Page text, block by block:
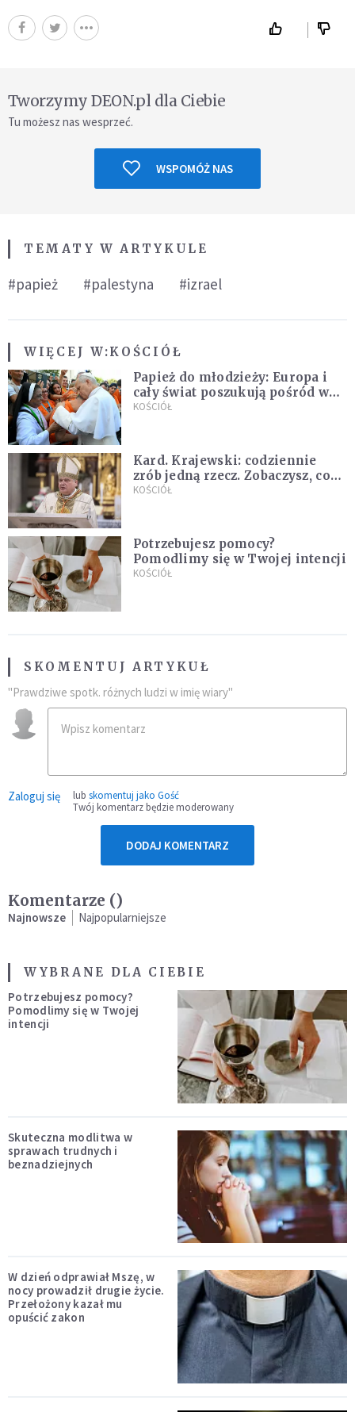
Tworzymy DEON.pl dla Ciebie
Tu możesz nas wesprzeć.
WSPOMÓŻ NAS
TEMATY W ARTYKULE
#papież #palestyna #izrael
WIĘCEJ W:KOŚCIÓŁ
Papież do młodzieży: Europa i
cały świat poszukują pośród was
nowych świętych
KOŚCIÓŁ
Kard. Krajewski: codziennie
zrób jedną rzecz. Zobaczysz, co
stanie się z twoim życiem
KOŚCIÓŁ
Potrzebujesz pomocy?
Pomodlimy się w Twojej intencji
KOŚCIÓŁ
SKOMENTUJ ARTYKUŁ
"Prawdziwe spotk. różnych ludzi w imię wiary"
Zaloguj się lub skomentuj jako Gość
Twój komentarz będzie moderowany
DODAJ KOMENTARZ
Komentarze ()
Najnowsze Najpopularniejsze
WYBRANE DLA CIEBIE
Potrzebujesz pomocy?
Pomodlimy się w Twojej
intencji
Skuteczna modlitwa w
sprawach trudnych i
beznadziejnych
W dzień odprawiał Mszę, w
nocy prowadził drugie życie.
Przełożony kazał mu
opuścić zakon